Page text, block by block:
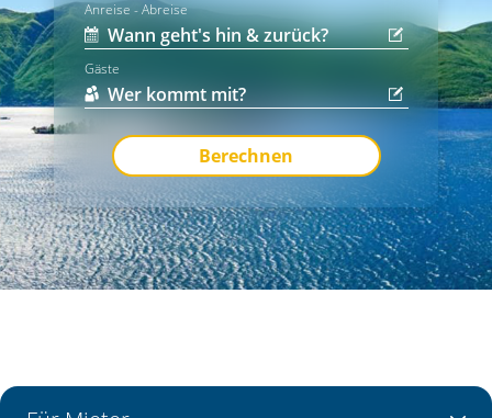
Anreise - Abreise
Gäste
Berechnen